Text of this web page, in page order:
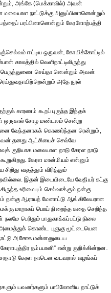
அங்கே (மெக்காவில்) அவன்
நாட்டுக்கு அனுப்பினானென்றும்
பரப்பினானென்றும் கேரளோற்பத்தி
ஈட்டிய ஒருவன், கோயிக்கோட்டில்
காலத்தில் வெளிநாட்டிலிருந்து
பெருந்துணை செய்தா னென்றும் அவன்
அதே நூல்
காரணம் கூறப் புகுந்த இந்தக்
ஒருகால் சோழ மண்டலம் சென்று
வேந்தனாகக் கொணர்ந்தன ரென்றும்,
தனது ஆட்சியைச் செவ்வே
குறியாக மலையாள நாடு கேரள நாடு
கேரள மான்மியம் என்னும்
வகுத்தும் விரித்தும்
இதன் இடையிடையே வேதியர் கட்கு
உரிமையும் செல்வாக்கும் நன்கு
நன்கு ஆராயந் மேனாட்டு ஆங்கிலேயரான
மாறாகப் பொய் நிறைந்த கதை செறிந்த
பெரிதும் பாதுகாக்கப்பட்டு நிலை
அமைத்துக் கொண்ட புளுகு மூட்டையென
அசோக மன்னனுடைய
தம்பபானி” என்று குறிக்கின்றன.
கேரள நாடென வடவரால் வழங்கப்
யவனர்களும் பாபிலோனிய நாட்டுக்